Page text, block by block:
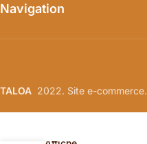
Navigation
TALOA 2022. Site e-commerce.